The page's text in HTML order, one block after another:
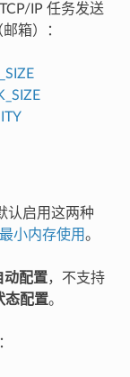
IP 任务发送
箱）：
认启用这两种
最小内存使用。
动配置，不支持
态配置。